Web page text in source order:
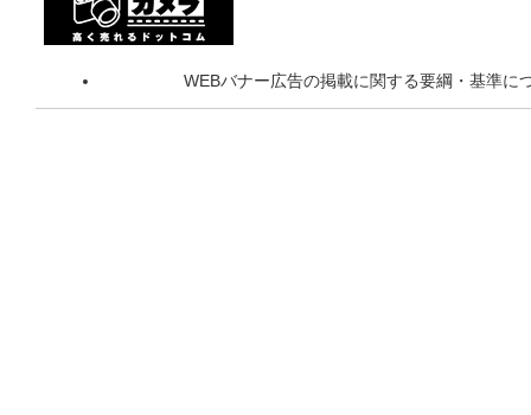
WEBバナー広告の掲載に関する要綱・基準に